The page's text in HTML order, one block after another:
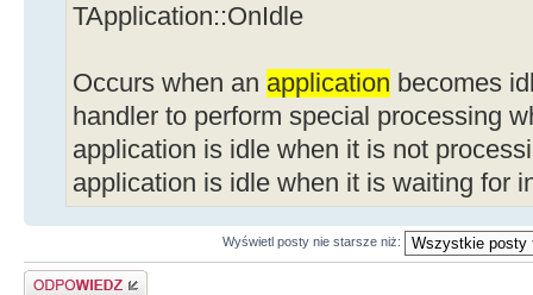
TApplication::OnIdle
Occurs when an application becomes
handler to perform special processing
application is idle when it is not
application is idle when it is waiting for
Wyświetl posty nie starsze niż:
Odpowiedz